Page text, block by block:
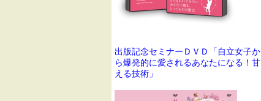
出版記念セミナーＤＶＤ「自立女子か
ら爆発的に愛されるあなたになる！甘
える技術」